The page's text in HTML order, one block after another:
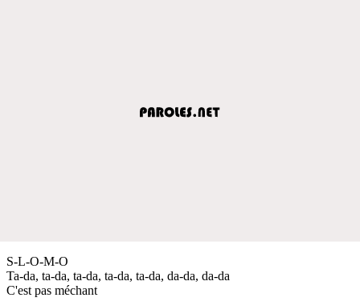
S-L-O-M-O
Ta-da, ta-da, ta-da, ta-da, ta-da, da-da, da-da
C'est pas méchant